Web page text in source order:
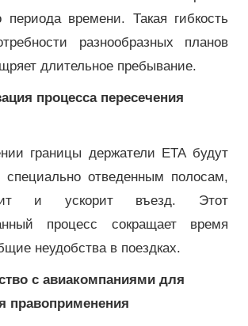
периода времени. Такая гибкость
разнообразных планов
длительное пребывание.
процесса пересечения
границы держатели ETA будут
специально отведенным полосам,
и ускорит въезд. Этот
процесс сокращает время
неудобства в поездках.
с авиакомпаниями для
правоприменения